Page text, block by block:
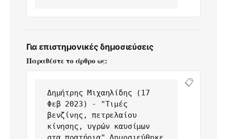
Για επιστημονικές δημοσιεύσεις
Παραθέστε το άρθρο ως:
Δημήτρης Μιχαηλίδης (17
Φεβ 2023) - "Τιμές
βενζίνης, πετρελαίου
κίνησης, υγρών καυσίμων
📋